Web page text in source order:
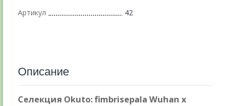
Артикул 42
Описание
Селекция Okuto: fimbrisepala Wuhan x